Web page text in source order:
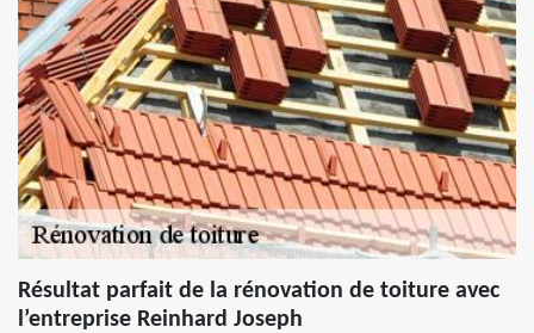
Résultat parfait de la rénovation de toiture avec
l’entreprise Reinhard Joseph